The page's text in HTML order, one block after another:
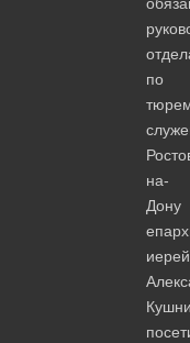
по
на-
Дону
иерей